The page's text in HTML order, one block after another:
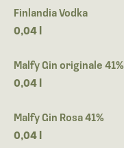
Finlandia Vodka
0,04 l
Malfy Gin originale 41%
0,04 l
Malfy Gin Rosa 41%
0,04 l